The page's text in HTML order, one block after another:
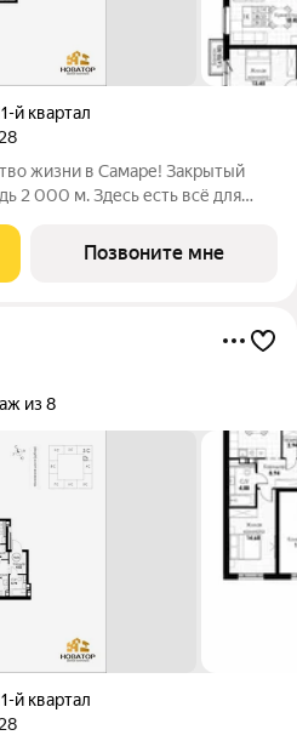
й квартал
жизни в Самаре! Закрытый
озеленение Безопасность на
Позвоните мне
из 8
й квартал